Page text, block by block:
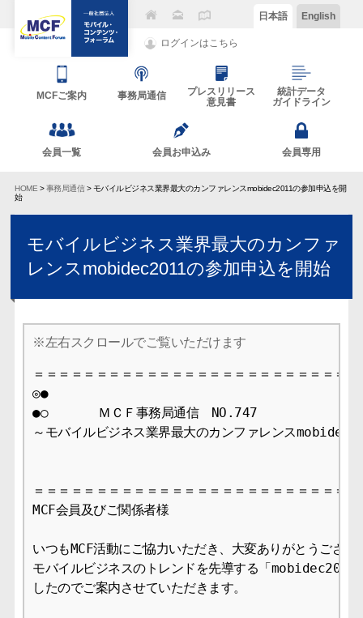
ログインはこちら
日本語 English
MCFご案内 事務局通信
プレスリリース
意見書
統計データ
ガイドライン
会員一覧 会員お申込み 会員専用
HOME >事務局通信> モバイルビジネス業界最大のカンファレンスmobidec2011の参加申込を開
始
モバイルビジネス業界最大のカンファ
レンスmobidec2011の参加申込を開始
＝＝＝＝＝＝＝＝＝＝＝＝＝＝＝＝＝＝＝＝＝＝＝＝＝
◎●
●○　　　　ＭＣＦ事務局通信　NO.747 　　　　　　
～モバイルビジネス業界最大のカンファレンス
＝＝＝＝＝＝＝＝＝＝＝＝＝＝＝＝＝＝＝＝＝＝＝＝＝
MCF会員及びご関係者様
いつもMCF活動にご協力いただき、大変ありがとうござい
モバイルビジネスのトレンドを先導する「mobidec2011
したのでご案内させていただきます。